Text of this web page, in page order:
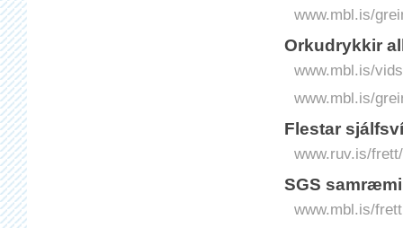
www.mbl.is/
Orkudrykkir
www.mbl.is/
www.mbl.is/
Flestar
www.ruv.is/
SGS
www.mbl.is/